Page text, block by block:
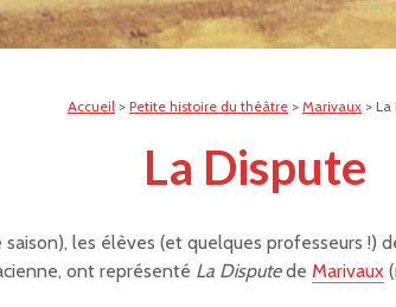
Accueil > Petite histoire du théâtre > Marivaux > La
La Dispute
saison), les élèves (et quelques professeurs !)
ont représenté La Disputede Marivaux